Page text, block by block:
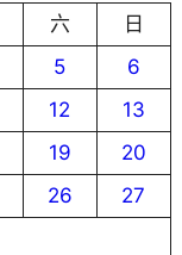
六
日
5
6
12
13
19
20
26
27